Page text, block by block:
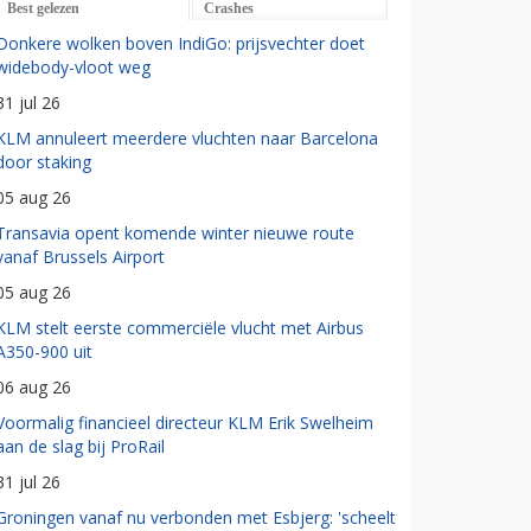
Best gelezen Crashes
wolken boven IndiGo: prijsvechter doet
vloot weg
jul 26
annuleert meerdere vluchten naar Barcelona
staking
aug 26
opent komende winter nieuwe route
Brussels Airport
aug 26
stelt eerste commerciële vlucht met Airbus
900 uit
aug 26
financieel directeur KLM Erik Swelheim
de slag bij ProRail
jul 26
vanaf nu verbonden met Esbjerg: 'scheelt